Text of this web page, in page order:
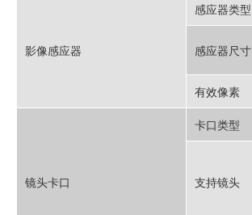
影像感应器
感应器类型
感应器尺寸
有效像素
镜头卡口
卡口类型
支持镜头